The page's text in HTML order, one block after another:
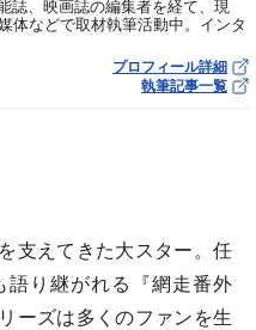
誌、映画誌の編集者を経て、現
体などで取材執筆活動中。インタ
プロフィール詳細
執筆記事一覧
支えてきた大スター。任
り継がれる『網走番外
ーズは多くのファンを生